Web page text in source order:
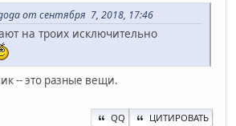
от сентября 7, 2018, 17:46
на троих исключительно
-- это разные вещи.
QQ ЦИТИРОВАТЬ